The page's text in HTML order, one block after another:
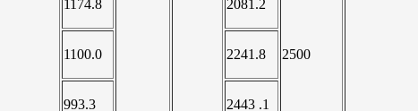
1174.8 2081.2
2500
1100.0 2241.8
993.3 2443 .1